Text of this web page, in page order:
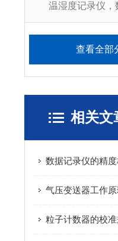
温湿度记录仪，
查看全部
相关文